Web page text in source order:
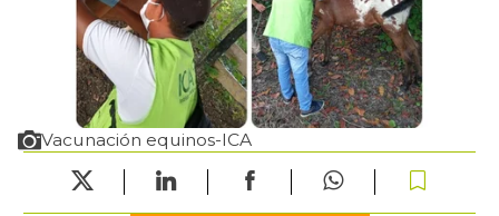
Vacunación equinos-ICA